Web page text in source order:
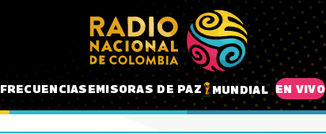
FRECUENCIASEMISORAS DE PAZ MUNDIAL EN VIVO